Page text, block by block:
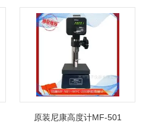
原装尼康高度计MF-501